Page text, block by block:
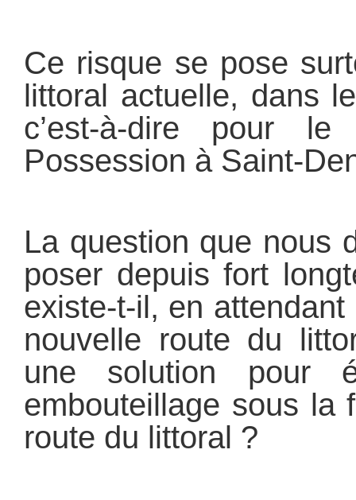
Ce risque se pose
littoral actuelle, dans
c’est-à-dire pour
Possession à Saint-
La question que nous
poser depuis fort
existe-t-il, en attendant
nouvelle route du
une solution pour
embouteillage sous la
route du littoral ?